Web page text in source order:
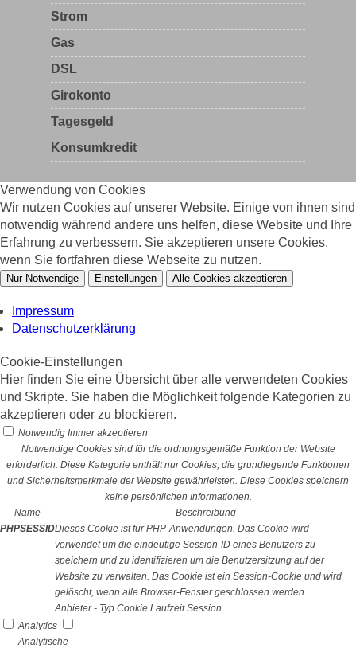
Strom
Gas
DSL
Girokonto
Tagesgeld
Konsumkredit
Verwendung von Cookies
Wir nutzen Cookies auf unserer Website. Einige von ihnen sind
notwendig während andere uns helfen, diese Website und Ihre
Erfahrung zu verbessern. Sie akzeptieren unsere Cookies,
wenn Sie fortfahren diese Webseite zu nutzen.
Nur Notwendige Einstellungen Alle Cookies akzeptieren
Impressum
Datenschutzerklärung
Cookie-Einstellungen
Hier finden Sie eine Übersicht über alle verwendeten Cookies
und Skripte. Sie haben die Möglichkeit folgende Kategorien zu
akzeptieren oder zu blockieren.
Notwendig Immer akzeptieren
Notwendige Cookies sind für die ordnungsgemäße Funktion der Website
erforderlich. Diese Kategorie enthält nur Cookies, die grundlegende Funktionen
und Sicherheitsmerkmale der Website gewährleisten. Diese Cookies speichern
keine persönlichen Informationen.
Name
Beschreibung
PHPSESSIDDieses Cookie ist für PHP-Anwendungen. Das Cookie wird
verwendet um die eindeutige Session-ID eines Benutzers zu
speichern und zu identifizieren um die Benutzersitzung auf der
Website zu verwalten. Das Cookie ist ein Session-Cookie und wird
gelöscht, wenn alle Browser-Fenster geschlossen werden.
Anbieter - Typ Cookie Laufzeit Session
Analytics
Analytische